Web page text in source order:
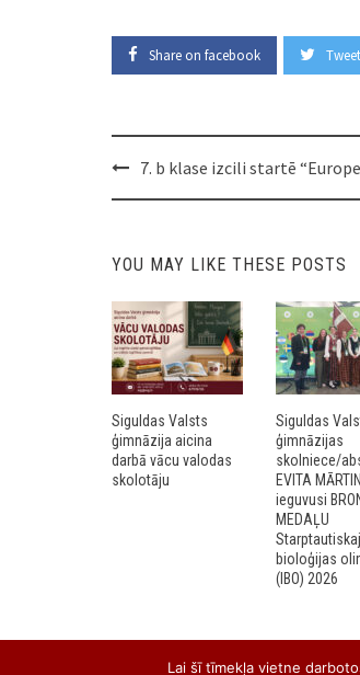
Share on facebook
Post7. b klase izcili startē
YOU MAY LIKE THESE POSTS
Siguldas Valsts
ģimnāzija aicina
darbā vācu valodas
skolotāju
Siguldas
ģimnāzijas
skolniece/
EVITA
ieguvusi
MEDAĻU
bioloģijas
(IBO) 2026
Lai šī tīmekļa vietne